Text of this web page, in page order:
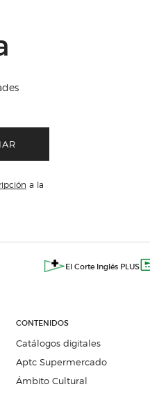
a la
El Corte Inglés PLUS
CONTENIDOS
Catálogos digitales
Aptc Supermercado
Ámbito Cultural